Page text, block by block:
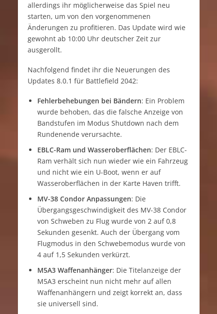
allerdings ihr möglicherweise das Spiel neu
starten, um von den vorgenommenen
Änderungen zu profitieren. Das Update wird wie
gewohnt ab 10:00 Uhr deutscher Zeit zur
ausgerollt.
Nachfolgend findet ihr die Neuerungen des
Updates 8.0.1 für Battlefield 2042:
Fehlerbehebungen bei Bändern: Ein Problem
wurde behoben, das die falsche Anzeige von
Bandstufen im Modus Shutdown nach dem
Rundenende verursachte.
EBLC-Ram und Wasseroberflächen: Der EBLC-
Ram verhält sich nun wieder wie ein Fahrzeug
und nicht wie ein U-Boot, wenn er auf
Wasseroberflächen in der Karte Haven trifft.
MV-38 Condor Anpassungen: Die
Übergangsgeschwindigkeit des MV-38 Condor
von Schweben zu Flug wurde von 2 auf 0,8
Sekunden gesenkt. Auch der Übergang vom
Flugmodus in den Schwebemodus wurde von
4 auf 1,5 Sekunden verkürzt.
M5A3 Waffenanhänger: Die Titelanzeige der
M5A3 erscheint nun nicht mehr auf allen
Waffenanhängern und zeigt korrekt an, dass
sie universell sind.